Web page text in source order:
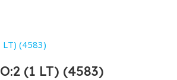
(1 LT) (4583)